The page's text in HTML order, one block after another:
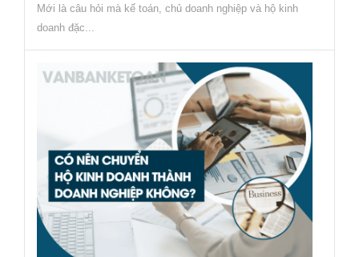
Mới là câu hỏi mà kế toán, chủ doanh nghiệp và hộ kinh
doanh đặc...